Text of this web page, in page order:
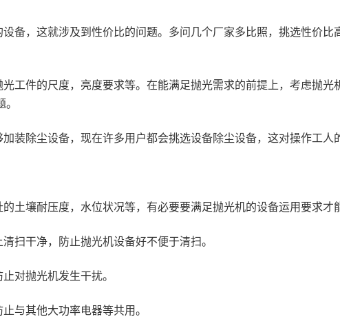
备，这就涉及到性价比的问题。多问几个厂家多比照，挑选性价比
工件的尺度，亮度要求等。在能满足抛光需求的前提上，考虑抛光
装除尘设备，现在许多用户都会挑选设备除尘设备，这对操作工人
土壤耐压度，水位状况等，有必要要满足抛光机的设备运用要求才
扫干净，防止抛光机设备好不便于清扫。
对抛光机发生干扰。
与其他大功率电器等共用。